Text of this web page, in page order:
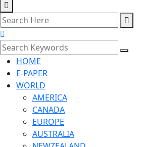
HOME
E-PAPER
WORLD
AMERICA
CANADA
EUROPE
AUSTRALIA